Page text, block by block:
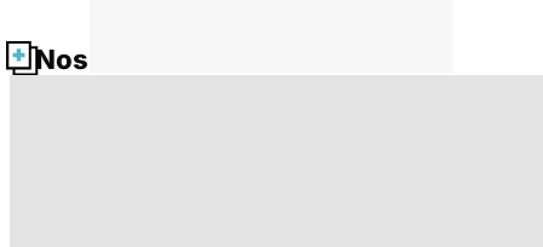
Nos fiches santé